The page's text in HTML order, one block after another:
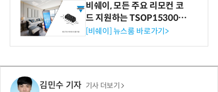
비쉐이, 모든 주요 리모컨 코
드 지원하는 TSOP15300 시
리즈 IR 수신기 출시
[비쉐이] 뉴스룸 바로가기>
김민수 기자 기사 더보기